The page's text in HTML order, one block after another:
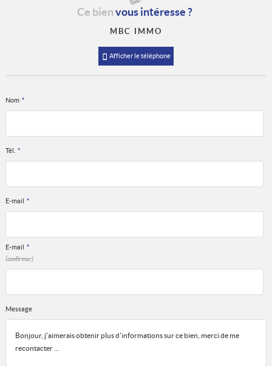
Ce bienvous intéresse ?
MBC IMMO
Afficher le téléphone
Nom *
Tél. *
E-mail *
E-mail *
(confirmer)
Message